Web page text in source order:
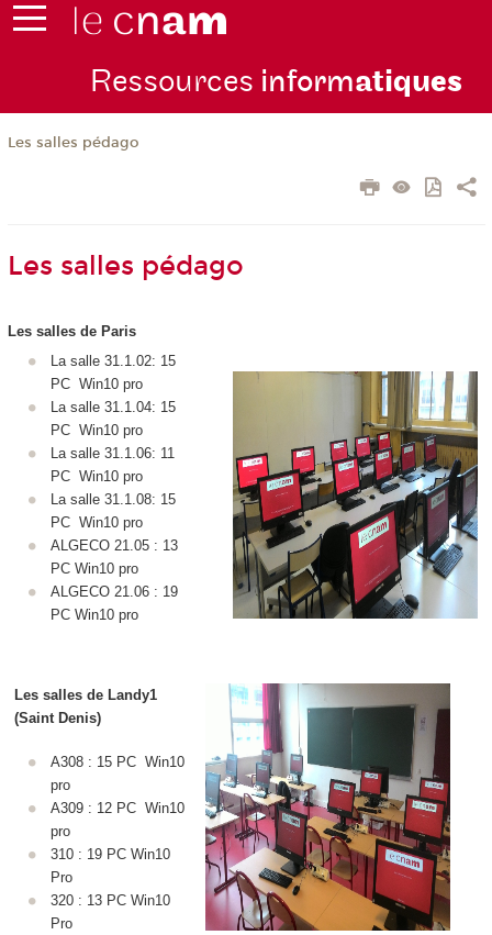
Ressources informatiques
Les salles pédago
Les salles pédago
Les salles de Paris
La salle 31.1.02: 15
PC Win10 pro
La salle 31.1.04: 15
PC Win10 pro
La salle 31.1.06: 11
PC Win10 pro
La salle 31.1.08: 15
PC Win10 pro
ALGECO 21.05 : 13
PC Win10 pro
ALGECO 21.06 : 19
PC Win10 pro
Les salles de Landy1
(Saint Denis)
A308 : 15 PC Win10
pro
A309 : 12 PC Win10
pro
310 : 19 PC Win10
Pro
320 : 13 PC Win10
Pro